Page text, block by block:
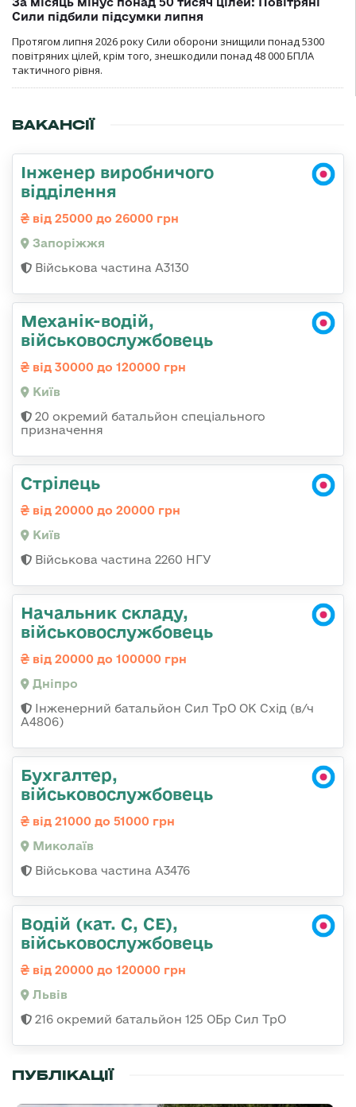
Сили підбили підсумки липня
Протягом липня 2026 року Cили оборони знищили понад 5300
повітряних цілей, крім того, знешкодили понад 48 000 БПЛА
тактичного рівня.
ВАКАНСІЇ
Інженер виробничого
відділення
від 25000 до 26000 грн
Запоріжжя
Військова частина А3130
Механік-водій,
військовослужбовець
від 30000 до 120000 грн
Київ
20 окремий батальйон спеціального
призначення
Стрілець
від 20000 до 20000 грн
Київ
Військова частина 2260 НГУ
Начальник складу,
військовослужбовець
від 20000 до 100000 грн
Дніпро
Інженерний батальйон Сил ТрО ОК Схід (в/ч
А4806)
Бухгалтер,
військовослужбовець
від 21000 до 51000 грн
Миколаїв
Військова частина А3476
Водій (кат. С, СЕ),
військовослужбовець
від 20000 до 120000 грн
Львів
216 окремий батальйон 125 ОБр Сил ТрО
ПУБЛІКАЦІЇ